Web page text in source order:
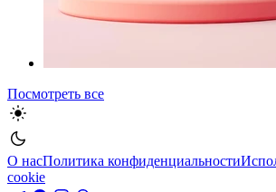
Посмотреть все
О насПолитика конфиденциальности
cookie